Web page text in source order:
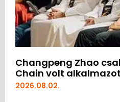
Changpeng Zhao
Chain volt
2026.08.02.